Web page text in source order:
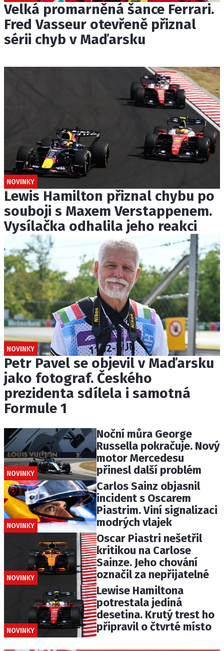
Velká promarněná šance Ferrari.
Fred Vasseur otevřeně přiznal
sérii chyb v Maďarsku
NOVINKY
Lewis Hamilton přiznal chybu po
souboji s Maxem Verstappenem.
Vysílačka odhalila jeho reakci
NOVINKY
Petr Pavel se objevil v Maďarsku
jako fotograf. Českého
prezidenta sdílela i samotná
Formule 1
NOVINKY
Noční můra George
Russella pokračuje. Nový
motor Mercedesu
přinesl další problém
NOVINKY
Carlos Sainz objasnil
incident s Oscarem
Piastrim. Viní signalizaci
modrých vlajek
NOVINKY
Oscar Piastri nešetřil
kritikou na Carlose
Sainze. Jeho chování
označil za nepřijatelné
NOVINKY
Lewise Hamiltona
potrestala jediná
desetina. Krutý trest ho
připravil o čtvrté místo